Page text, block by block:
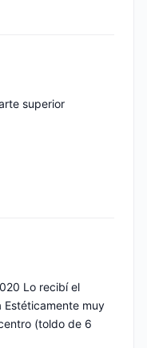
superior
Lo recibí el
Estéticamente muy
(toldo de 6